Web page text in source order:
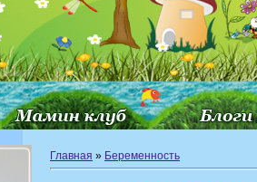
Главная » Беременность